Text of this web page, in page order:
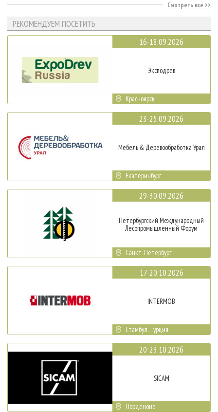
Смотреть все
РЕКОМЕНДУЕМ ПОСЕТИТЬ
16-18.09.2026
Эксподрев
Красноярск
23-25.09.2026
Мебель & Деревообработка Урал
Екатеринбург
29-30.09.2026
Петербургский Международный
Лесопромышленный Форум
Санкт-Петербург
17-20.10.2026
INTERMOB
Стамбул, Турция
20-23.10.2026
SICAM
Порденоне